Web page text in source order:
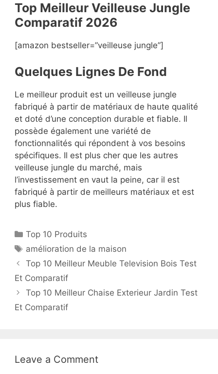
Top Meilleur Veilleuse Jungle
Comparatif 2026
[amazon bestseller=”veilleuse jungle”]
Quelques Lignes De Fond
Le meilleur produit est un veilleuse jungle
fabriqué à partir de matériaux de haute qualité
et doté d’une conception durable et fiable. Il
possède également une variété de
fonctionnalités qui répondent à vos besoins
spécifiques. Il est plus cher que les autres
veilleuse jungle du marché, mais
l’investissement en vaut la peine, car il est
fabriqué à partir de meilleurs matériaux et est
plus fiable.
Top 10 Produits
amélioration de la maison
Top 10 Meilleur Meuble Television Bois Test
Et Comparatif
Top 10 Meilleur Chaise Exterieur Jardin Test
Et Comparatif
Leave a Comment